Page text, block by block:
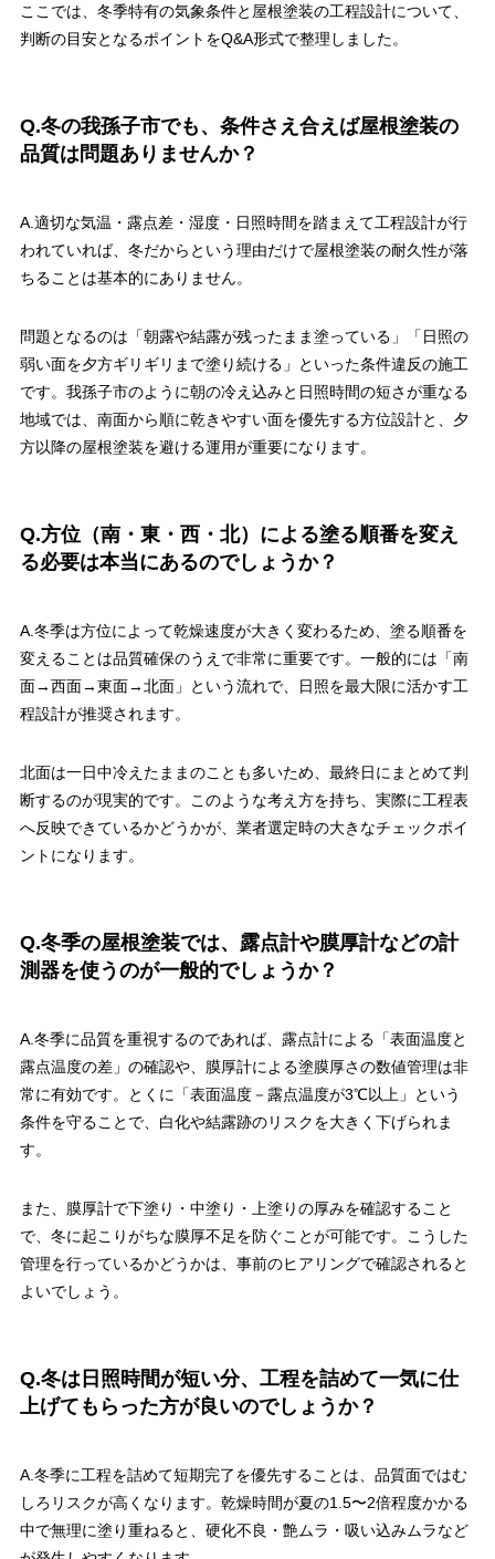
ここでは、冬季特有の気象条件と屋根塗装の工程設計について、
判断の目安となるポイントをQ&A形式で整理しました。
Q.冬の我孫子市でも、条件さえ合えば屋根塗装の
品質は問題ありませんか？
A.適切な気温・露点差・湿度・日照時間を踏まえて工程設計が行
われていれば、冬だからという理由だけで屋根塗装の耐久性が落
ちることは基本的にありません。
問題となるのは「朝露や結露が残ったまま塗っている」「日照の
弱い面を夕方ギリギリまで塗り続ける」といった条件違反の施工
です。我孫子市のように朝の冷え込みと日照時間の短さが重なる
地域では、南面から順に乾きやすい面を優先する方位設計と、夕
方以降の屋根塗装を避ける運用が重要になります。
Q.方位（南・東・西・北）による塗る順番を変え
る必要は本当にあるのでしょうか？
A.冬季は方位によって乾燥速度が大きく変わるため、塗る順番を
変えることは品質確保のうえで非常に重要です。一般的には「南
面→西面→東面→北面」という流れで、日照を最大限に活かす工
程設計が推奨されます。
北面は一日中冷えたままのことも多いため、最終日にまとめて判
断するのが現実的です。このような考え方を持ち、実際に工程表
へ反映できているかどうかが、業者選定時の大きなチェックポイ
ントになります。
Q.冬季の屋根塗装では、露点計や膜厚計などの計
測器を使うのが一般的でしょうか？
A.冬季に品質を重視するのであれば、露点計による「表面温度と
露点温度の差」の確認や、膜厚計による塗膜厚さの数値管理は非
常に有効です。とくに「表面温度－露点温度が3℃以上」という
条件を守ることで、白化や結露跡のリスクを大きく下げられま
す。
また、膜厚計で下塗り・中塗り・上塗りの厚みを確認すること
で、冬に起こりがちな膜厚不足を防ぐことが可能です。こうした
管理を行っているかどうかは、事前のヒアリングで確認されると
よいでしょう。
Q.冬は日照時間が短い分、工程を詰めて一気に仕
上げてもらった方が良いのでしょうか？
A.冬季に工程を詰めて短期完了を優先することは、品質面ではむ
しろリスクが高くなります。乾燥時間が夏の1.5〜2倍程度かかる
中で無理に塗り重ねると、硬化不良・艶ムラ・吸い込みムラなど